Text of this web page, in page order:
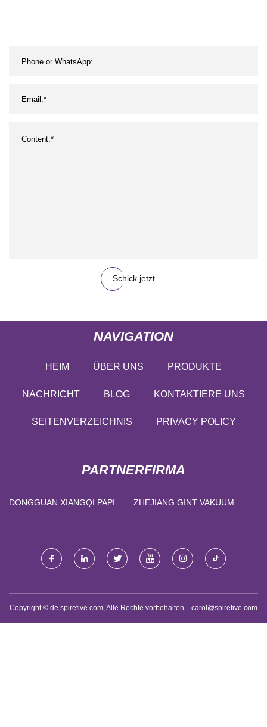
Schick jetzt
NAVIGATION
HEIM ÜBER UNS PRODUKTE
NACHRICHT BLOG KONTAKTIERE UNS
SEITENVERZEICHNIS PRIVACY POLICY
PARTNERFIRMA
DONGGUAN XIANGQI PAPIER
ZHEJIANG GINT VAKUUM
Copyright © de.spirefive.com, Alle Rechte vorbehalten. carol@spirefive.com